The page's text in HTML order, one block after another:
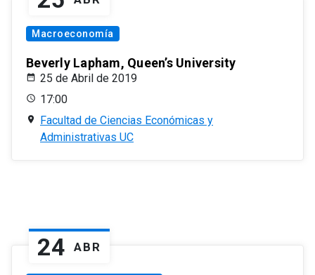
Macroeconomía
Beverly Lapham, Queen’s University
25 de Abril de 2019
17:00
Facultad de Ciencias Económicas y
Administrativas UC
24 ABR